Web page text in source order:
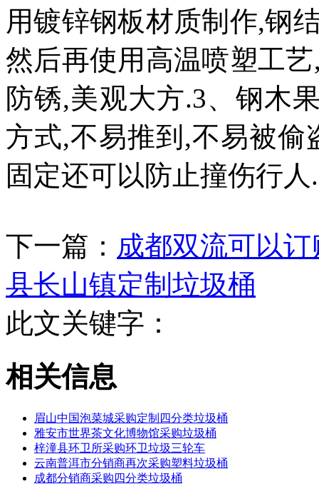
用镀锌钢板材质制作,钢
然后再使用高温喷塑工
防锈,美观大方.3、钢木
方式,不易推到,不易被
固定还可以防止撞伤行人.
下一篇： 成都双流可以
县长山镇定制垃圾桶
此文关键字：
相关信息
眉山中国泡菜城采购定制四分类垃圾桶
雅安市世界茶文化博物馆采购垃圾桶
梓潼县环卫所采购环卫垃圾三轮车
云南普洱市分销商再次采购塑料垃圾桶
成都分销商采购四分类垃圾桶